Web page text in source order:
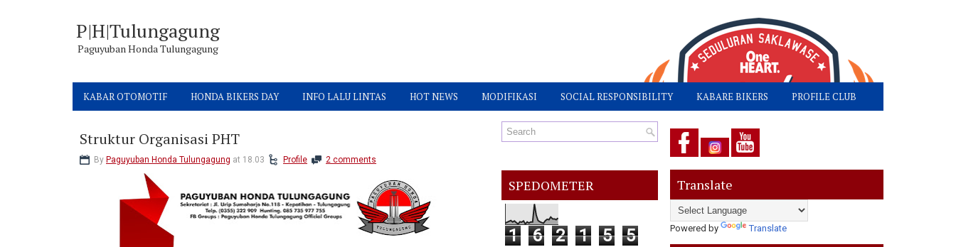
P|H|Tulungagung
Paguyuban Honda Tulungagung
KABAR OTOMOTIF HONDA BIKERS DAY INFO LALU LINTAS HOT NEWS MODIFIKASI SOCIAL RESPONSIBILITY KABARE BIKERS PROFILE CLUB
Struktur Organisasi PHT
By Paguyuban Honda Tulungagung at 18.03 Profile 2 comments
SPEDOMETER
1 6 2 1 5 5
Translate
Powered by Translate